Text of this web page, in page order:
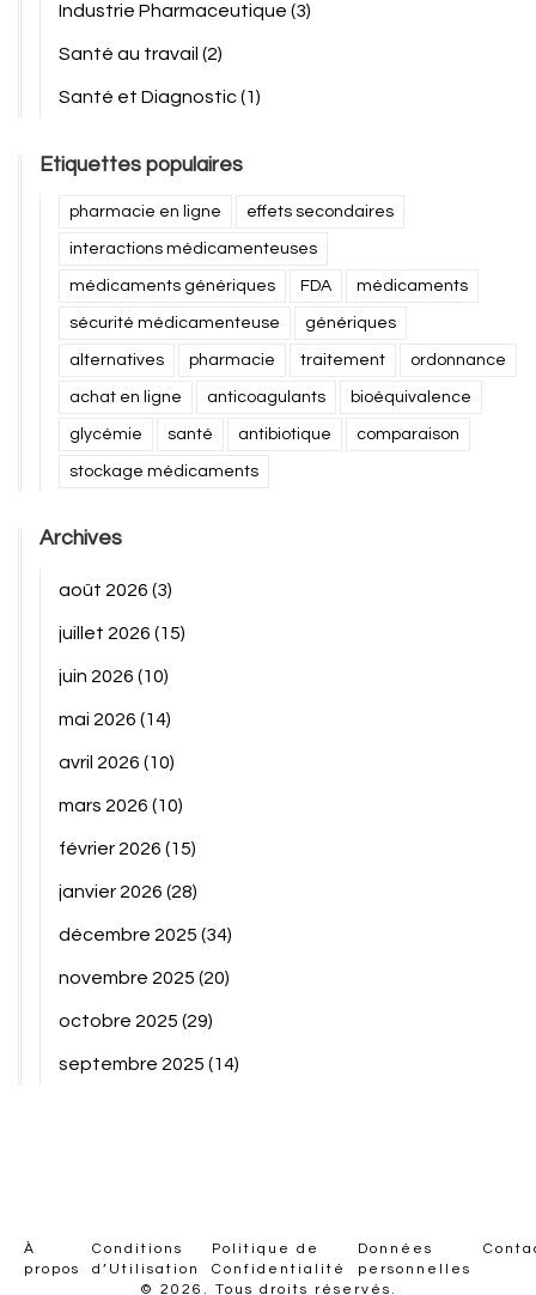
Industrie Pharmaceutique (3)
Santé au travail (2)
Santé et Diagnostic(1)
Etiquettes populaires
pharmacie en ligne effets secondaires
interactions médicamenteuses
médicaments génériques FDA médicaments
sécurité médicamenteuse génériques
alternatives pharmacie traitement ordonnance
achat en ligne anticoagulants bioéquivalence
glycémie santé antibiotique comparaison
stockage médicaments
Archives
août 2026 (3)
juillet 2026 (15)
juin 2026 (10)
mai 2026 (14)
avril 2026 (10)
mars 2026 (10)
février 2026 (15)
janvier 2026 (28)
décembre 2025 (34)
novembre 2025 (20)
octobre 2025 (29)
septembre 2025 (14)
À
propos
Conditions
d’Utilisation
Politique de
Confidentialité
Données
personnelles
© 2026. Tous droits réservés.